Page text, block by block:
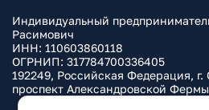
Индивидуальный
Расимович
ИНН: 110603860118
ОГРНИП: 317784700336405
192249, Российская Федерация, г.
проспект Александровской